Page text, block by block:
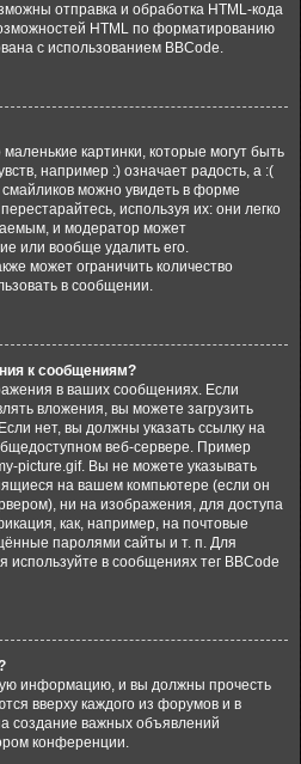
отправка и обработка HTML-кода
HTML по форматированию
с использованием BBCode.
картинки, которые могут быть
например :) означает радость, а :(
можно увидеть в форме
используя их: они легко
и модератор может
или вообще удалить его.
может ограничить количество
в сообщении.
к сообщениям?
в ваших сообщениях. Если
вложения, вы можете загрузить
нет, вы должны указать ссылку на
веб-сервере. Пример
picture.gif. Вы не можете указывать
на вашем компьютере (если он
ни на изображения, для доступа
как, например, на почтовые
паролями сайты и т. п. Для
используйте в сообщениях тег BBCode
информацию, и вы должны прочесть
вверху каждого из форумов и в
создание важных объявлений
конференции.